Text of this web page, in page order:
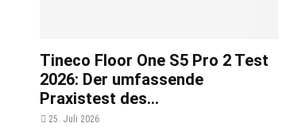
Tineco Floor One S5 Pro 2 Test
2026: Der umfassende
Praxistest des...
25. Juli 2026